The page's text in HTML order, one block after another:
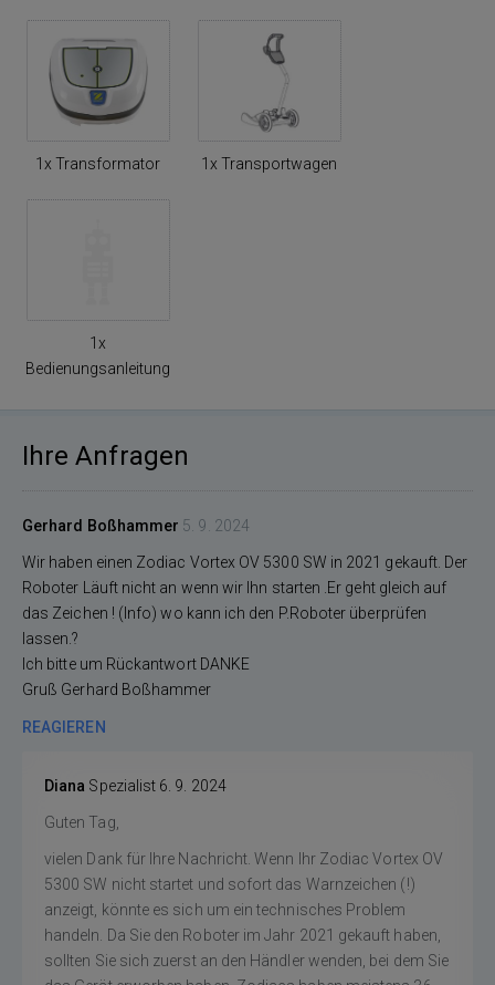
1x Transformator 1x Transportwagen
1x
Bedienungsanleitung
Ihre Anfragen
Gerhard Boßhammer 5. 9. 2024
Wir haben einen Zodiac Vortex OV 5300 SW in 2021 gekauft. Der
Roboter Läuft nicht an wenn wir Ihn starten .Er geht gleich auf
das Zeichen ! (Info) wo kann ich den P.Roboter überprüfen
lassen.?
Ich bitte um Rückantwort DANKE
Gruß Gerhard Boßhammer
REAGIEREN
Diana Spezialist 6. 9. 2024
Guten Tag,
vielen Dank für Ihre Nachricht. Wenn Ihr Zodiac Vortex OV
5300 SW nicht startet und sofort das Warnzeichen (!)
anzeigt, könnte es sich um ein technisches Problem
handeln. Da Sie den Roboter im Jahr 2021 gekauft haben,
sollten Sie sich zuerst an den Händler wenden, bei dem Sie